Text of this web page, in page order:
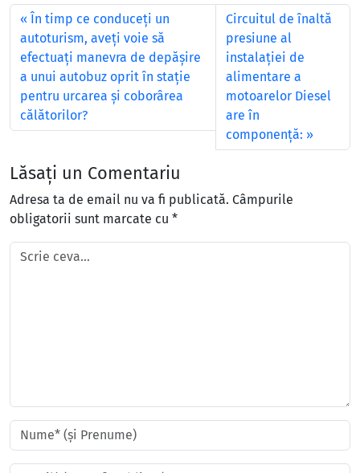
În timp ce conduceţi un
autoturism, aveţi voie să
efectuaţi manevra de depăşire
a unui autobuz oprit în staţie
pentru urcarea şi coborârea
călătorilor?
Circuitul de înaltă
presiune al
instalației de
alimentare a
motoarelor Diesel
are în
componență:
Lăsați un Comentariu
Adresa ta de email nu va fi publicată. Câmpurile
obligatorii sunt marcate cu *